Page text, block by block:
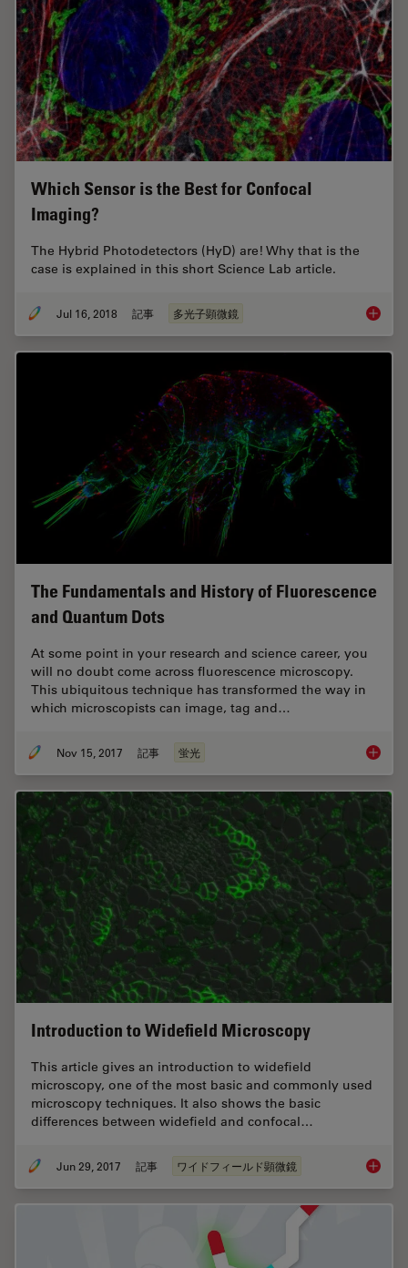
Which Sensor is the Best for Confocal
Imaging?
The Hybrid Photodetectors (HyD) are! Why that is the
case is explained in this short Science Lab article.
Jul 16, 2018 記事 多光子顕微鏡 Which
The Fundamentals and History of Fluorescence
and Quantum Dots
At some point in your research and science career, you
will no doubt come across fluorescence microscopy.
This ubiquitous technique has transformed the way in
which microscopists can image, tag and…
Nov 15, 2017 記事 蛍光 The
Introduction to Widefield Microscopy
This article gives an introduction to widefield
microscopy, one of the most basic and commonly used
microscopy techniques. It also shows the basic
differences between widefield and confocal…
Jun 29, 2017 記事 ワイドフィールド顕微鏡